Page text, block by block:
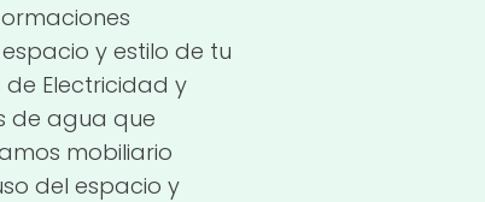
y estilo de tu
Electricidad y
de agua que
mobiliario
del espacio y